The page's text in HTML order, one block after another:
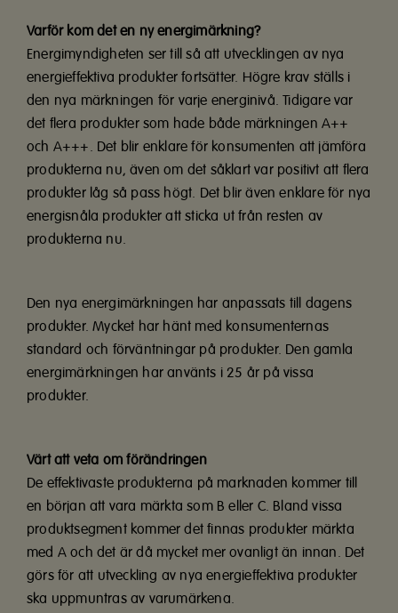
Varför kom det en ny energimärkning?
Energimyndigheten ser till så att utvecklingen av nya
energieffektiva produkter fortsätter. Högre krav ställs i
den nya märkningen för varje energinivå. Tidigare var
det flera produkter som hade både märkningen A++
och A+++. Det blir enklare för konsumenten att jämföra
produkterna nu, även om det såklart var positivt att flera
produkter låg så pass högt. Det blir även enklare för nya
energisnåla produkter att sticka ut från resten av
produkterna nu.
Den nya energimärkningen har anpassats till dagens
produkter. Mycket har hänt med konsumenternas
standard och förväntningar på produkter. Den gamla
energimärkningen har använts i 25 år på vissa
produkter.
Värt att veta om förändringen
De effektivaste produkterna på marknaden kommer till
en början att vara märkta som B eller C. Bland vissa
produktsegment kommer det finnas produkter märkta
med A och det är då mycket mer ovanligt än innan. Det
görs för att utveckling av nya energieffektiva produkter
ska uppmuntras av varumärkena.